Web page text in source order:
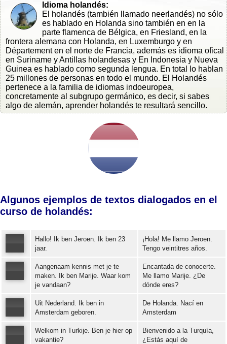
Idioma holandés:
El holandés (también llamado neerlandés) no sólo
es hablado en Holanda sino también en en la
parte flamenca de Bélgica, en Friesland, en la
frontera alemana con Holanda, en Luxemburgo y en
Département en el norte de Francia, además es idioma ofical
en Suriname y Antillas holandesas y En Indonesia y Nueva
Guinea es hablado como segunda lengua. En total lo hablan
25 millones de personas en todo el mundo. El Holandés
pertenece a la familia de idiomas indoeuropea,
concretamente al subgrupo germánico, es decir, si sabes
algo de alemán, aprender holandés te resultará sencillo.
Algunos ejemplos de textos dialogados en el
curso de holandés:
Error loading: "https://www.idiomaspc.com/curso-aprender-holandes-basico/audio/3003.mp3"
Hallo! Ik ben Jeroen. Ik ben 23
jaar.
¡Hola! Me llamo Jeroen.
Tengo veintitres años.
Aangenaam kennis met je te
maken. Ik ben Marije. Waar kom
je vandaan?
Encantada de conocerte.
Me llamo Marije. ¿De
dónde eres?
Error loading: "https://www.idiomaspc.com/curso-aprender-holandes-basico/audio/3005.mp3"
Uit Nederland. Ik ben in
Amsterdam geboren.
De Holanda. Nací en
Amsterdam
Welkom in Turkije. Ben je hier op
vakantie?
Bienvenido a la Turquía,
¿Estás aquí de